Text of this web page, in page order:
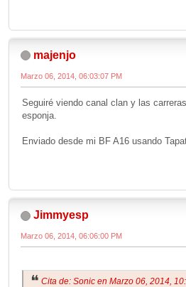
majenjo
Marzo 06, 2014, 06:03:07 PM
Seguiré viendo canal clan y las
esponja.
Enviado desde mi BF A16 usando
Jimmyesp
Marzo 06, 2014, 06:06:00 PM
Cita de: Sonic en Marzo 06, 2014,